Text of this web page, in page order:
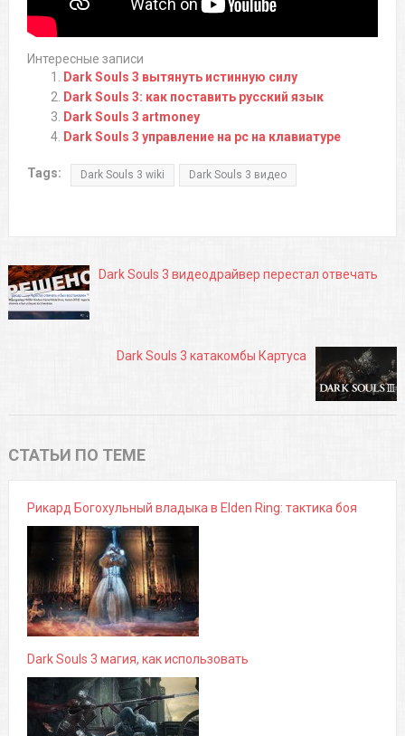
Интересные записи
Dark Souls 3 вытянуть истинную силу
Dark Souls 3: как поставить русский язык
Dark Souls 3 artmoney
Dark Souls 3 управление на pc на клавиатуре
Tags: Dark Souls 3 wiki Dark Souls 3 видео
Dark Souls 3 видеодрайвер перестал отвечать
Dark Souls 3 катакомбы Картуса
СТАТЬИ ПО ТЕМЕ
Рикард Богохульный владыка в Elden Ring: тактика боя
Dark Souls 3 магия, как использовать